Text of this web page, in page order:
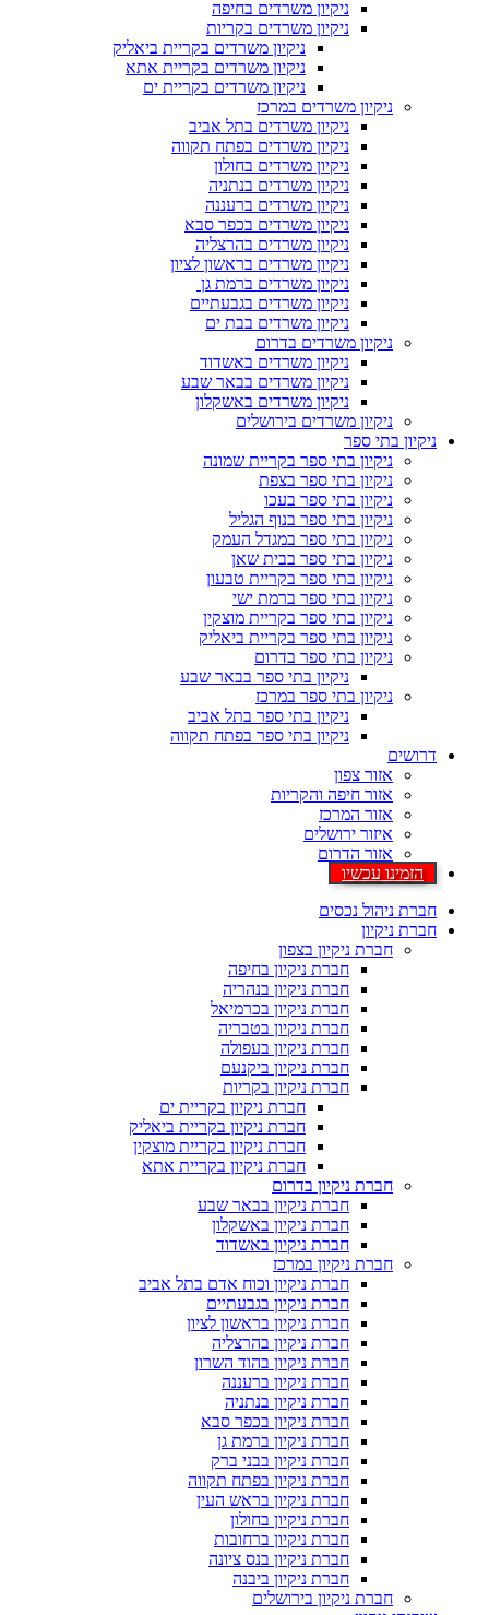
ניקיון משרדים בחיפה
ניקיון משרדים בקריות
ניקיון משרדים בקריית ביאליק
ניקיון משרדים בקריית אתא
ניקיון משרדים בקריית ים
ניקיון משרדים במרכז
ניקיון משרדים בתל אביב
ניקיון משרדים בפתח תקווה
ניקיון משרדים בחולון
ניקיון משרדים בנתניה
ניקיון משרדים ברעננה
ניקיון משרדים בכפר סבא
ניקיון משרדים בהרצליה
ניקיון משרדים בראשון לציון
ניקיון משרדים ברמת גן
ניקיון משרדים בגבעתיים
ניקיון משרדים בבת ים
ניקיון משרדים בדרום
ניקיון משרדים באשדוד
ניקיון משרדים בבאר שבע
ניקיון משרדים באשקלון
ניקיון משרדים בירושלים
ניקיון בתי ספר
ניקיון בתי ספר בקריית שמונה
ניקיון בתי ספר בצפת
ניקיון בתי ספר בעכו
ניקיון בתי ספר בנוף הגליל
ניקיון בתי ספר במגדל העמק
ניקיון בתי ספר בבית שאן
ניקיון בתי ספר בקריית טבעון
ניקיון בתי ספר ברמת ישי
ניקיון בתי ספר בקריית מוצקין
ניקיון בתי ספר בקריית ביאליק
ניקיון בתי ספר בדרום
ניקיון בתי ספר בבאר שבע
ניקיון בתי ספר במרכז
ניקיון בתי ספר בתל אביב
ניקיון בתי ספר בפתח תקווה
דרושים
אזור צפון
אזור חיפה והקריות
אזור המרכז
איזור ירושלים
אזור הדרום
הזמינו עכשיו
חברת ניהול נכסים
חברת ניקיון
חברת ניקיון בצפון
חברת ניקיון בחיפה
חברת ניקיון בנהריה
חברת ניקיון בכרמיאל
חברת ניקיון בטבריה
חברת ניקיון בעפולה
חברת ניקיון ביקנעם
חברת ניקיון בקריות
חברת ניקיון בקריית ים
חברת ניקיון בקריית ביאליק
חברת ניקיון בקריית מוצקין
חברת ניקיון בקריית אתא
חברת ניקיון בדרום
חברת ניקיון בבאר שבע
חברת ניקיון באשקלון
חברת ניקיון באשדוד
חברת ניקיון במרכז
חברת ניקיון וכוח אדם בתל אביב
חברת ניקיון בגבעתיים
חברת ניקיון בראשון לציון
חברת ניקיון בהרצליה
חברת ניקיון בהוד השרון
חברת ניקיון ברעננה
חברת ניקיון בנתניה
חברת ניקיון בכפר סבא
חברת ניקיון ברמת גן
חברת ניקיון בבני ברק
חברת ניקיון בפתח תקווה
חברת ניקיון בראש העין
חברת ניקיון בחולון
חברת ניקיון ברחובות
חברת ניקיון בנס ציונה
חברת ניקיון ביבנה
חברת ניקיון בירושלים